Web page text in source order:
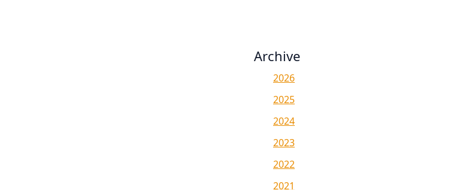
Archive
2026
2025
2024
2023
2022
2021